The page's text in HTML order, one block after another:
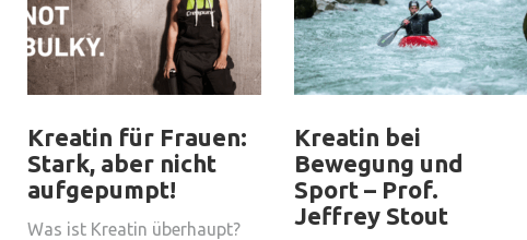
Kreatin für Frauen:
Stark, aber nicht
aufgepumpt!
Was ist Kreatin überhaupt?
Kreatin bei
Bewegung und
Sport – Prof.
Jeffrey Stout